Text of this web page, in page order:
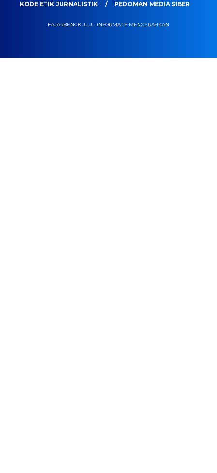
KODE ETIK JURNALISTIK
PEDOMAN MEDIA SIBER
FAJARBENGKULU - INFORMATIF MENCERAHKAN